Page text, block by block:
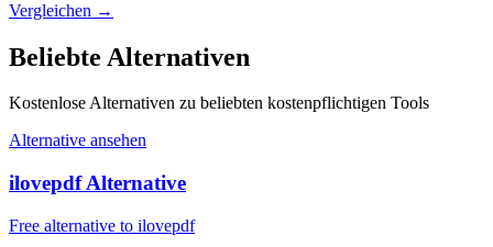
Vergleichen →
Beliebte Alternativen
Kostenlose Alternativen zu beliebten kostenpflichtigen Tools
Alternative ansehen
ilovepdf Alternative
Free alternative to ilovepdf